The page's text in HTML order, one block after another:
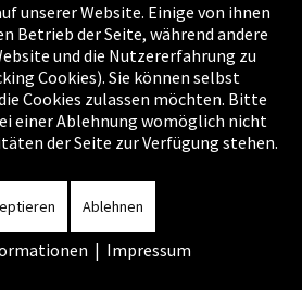
unserer Website. Einige von ihnen
Betrieb der Seite, während andere
und die Nutzererfahrung zu
Cookies). Sie können selbst
Cookies zulassen möchten. Bitte
einer Ablehnung womöglich nicht
der Seite zur Verfügung stehen.
Ablehnen
| Impressum